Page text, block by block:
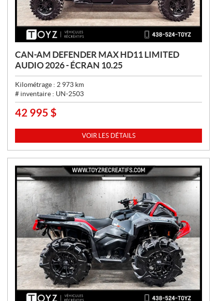
CAN-AM DEFENDER MAX HD11 LIMITED
AUDIO 2026 - ÉCRAN 10.25
Kilométrage : 2 973 km
# inventaire : UN-2503
P
X
:
42 995 $
VOIR LES DÉTAILS